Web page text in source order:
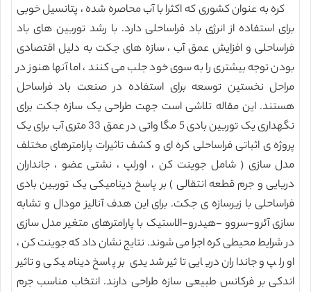
کره به عنوان کشوری که اکثرا با آب محاصره شده ، پتانسیل خوبی
برای استفاده از انرژی باد فراساحلی دارد. با رشد توربین های باد
فراساحلی و افزایش عمق آب ، سازه های جکت به دلیل اقتصادی
بودن توجه بیشتری را به سوی خود جلب می کنند ، اما آنها هنوز در
مراحل نخستین توسعه برای استفاده در صنعت باد فراساحل
هستند. این مقاله تلاشی است جهت طراحی یک سازه جکت برای
نگهداری یک توربین بادی 5 مگا واتی در عمق 33 متری آب برای یک
پروژه ی اثباتی فراساحلی کره ای و کشف تاثیرات پارامترهای مختلف
مدل سازی ( شامل جوینت کن ، اورلپ ، نشتی عضو ، جانداران
دریایی و جرم قطعه انتقالی ) بر پاسخ دینامیکی یک توربین بادی
فراساحلی با زیرسازه ی جکت. برای این هدف آنالیز مودال و تشابه
سازی آئرو-سروو -هیدرو-الاستیک با پارامترهای متغیر مدل سازی
در شرایط محیطی کره اجرا می شوند. نتایج نشان داد که جوینت کن ،
اورلپ و جانداران دریایی تاثیر شدیدی بر پاسخ دینامیکی و تاثیر
اندکی بر فرکانس طبیعی سازه طراحی دارند. انتخاب مناسب جرم